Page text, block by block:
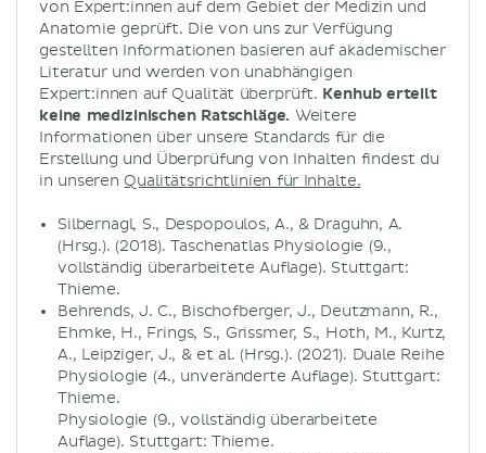
von Expert:innen auf dem Gebiet der Medizin und
Anatomie geprüft. Die von uns zur Verfügung
gestellten Informationen basieren auf akademischer
Literatur und werden von unabhängigen
Expert:innen auf Qualität überprüft. Kenhub erteilt
keine medizinischen Ratschläge. Weitere
Informationen über unsere Standards für die
Erstellung und Überprüfung von Inhalten findest du
in unseren Qualitätsrichtlinien für Inhalte.
Silbernagl, S., Despopoulos, A., & Draguhn, A.
(Hrsg.). (2018). Taschenatlas Physiologie (9.,
vollständig überarbeitete Auflage). Stuttgart:
Thieme.
Behrends, J. C., Bischofberger, J., Deutzmann, R.,
Ehmke, H., Frings, S., Grissmer, S., Hoth, M., Kurtz,
A., Leipziger, J., & et al. (Hrsg.). (2021). Duale Reihe
Physiologie (4., unveränderte Auflage). Stuttgart:
Thieme.
Physiologie (9., vollständig überarbeitete
Auflage). Stuttgart: Thieme.